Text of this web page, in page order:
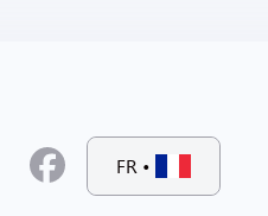
FR •